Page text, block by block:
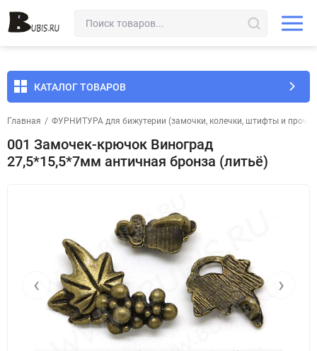
КАТАЛОГ ТОВАРОВ
Главная / ФУРНИТУРА для бижутерии (замочки, колечки, штифты и
001 Замочек-крючок Виноград
27,5*15,5*7мм античная бронза (литьё)
‹ ›